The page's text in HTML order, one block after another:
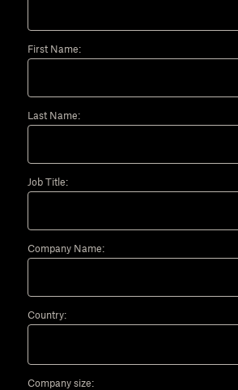
First Name:
Last Name:
Job Title:
Company Name:
Country:
Company size: